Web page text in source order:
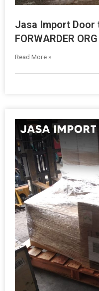
Jasa Import Door
FORWARDER ORG
Read More »